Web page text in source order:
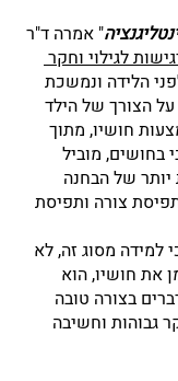
" אמרה ד"ר
לגילוי וחקר
הלידה ונמשכת
על הצורך של הילד
חושיו, מתוך
בחושים, מוביל
יותר של הבחנה
צורה ותפיסת
למידה מסוג זה, לא
את חושיו, הוא
בצורה טובה
גבוהות וחשיבה